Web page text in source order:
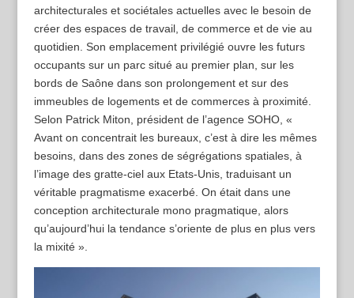
architecturales et sociétales actuelles avec le besoin de
créer des espaces de travail, de commerce et de vie au
quotidien. Son emplacement privilégié ouvre les futurs
occupants sur un parc situé au premier plan, sur les
bords de Saône dans son prolongement et sur des
immeubles de logements et de commerces à proximité.
Selon Patrick Miton, président de l’agence SOHO, «
Avant on concentrait les bureaux, c’est à dire les mêmes
besoins, dans des zones de ségrégations spatiales, à
l’image des gratte-ciel aux Etats-Unis, traduisant un
véritable pragmatisme exacerbé. On était dans une
conception architecturale mono pragmatique, alors
qu’aujourd’hui la tendance s’oriente de plus en plus vers
la mixité ».